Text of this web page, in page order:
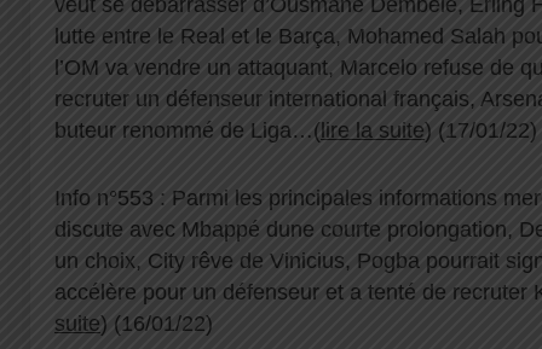
veut se débarrasser d’Ousmane Dembélé, Erling
lutte entre le Real et le Barça, Mohamed Salah
l’OM va vendre un attaquant, Marcelo refuse de
recruter un défenseur international français,
buteur renommé de Liga…( lire la suite) (17/01/22)
Info n°553 : Parmi les principales informations
discute avec Mbappé dune courte prolongation,
un choix, City rêve de Vinicius, Pogba pourrait
accélère pour un défenseur et a tenté de
suite) (16/01/22)